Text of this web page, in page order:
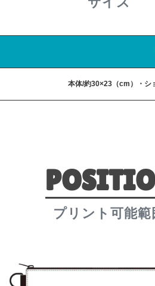
本体/約30×23（cm）・シ
プリント可能範